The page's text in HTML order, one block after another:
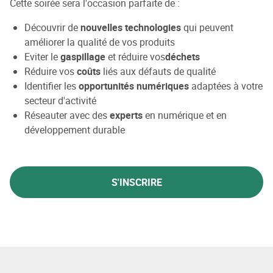
Cette soirée sera l'occasion parfaite de :
Découvrir denouvelles technologiesqui peuvent
améliorer la qualité de vos produits
Eviter legaspillageet réduire vosdéchets
Réduire voscoûts liés aux défauts de qualité
Identifier lesopportunités numériques adaptées à votre
secteur d'activité
Réseauter avec desexpertsen numérique et en
développement durable
S'INSCRIRE